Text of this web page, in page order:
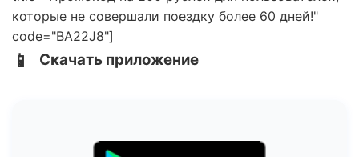
которые не совершали поездку более 60 дней!"
code="BA22J8"]
📱 Скачать приложение